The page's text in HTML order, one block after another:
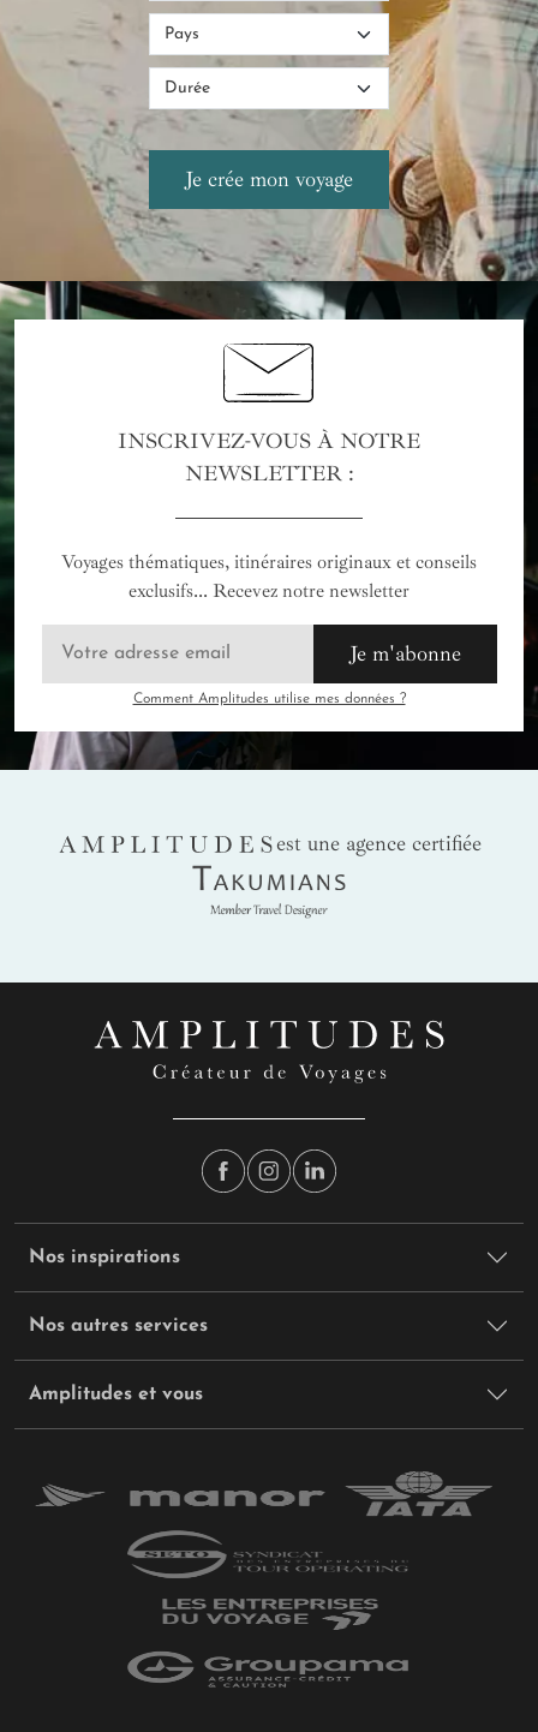
INSCRIVEZ-VOUS À NOTRE
NEWSLETTER :
Voyages thématiques, itinéraires originaux et conseils
exclusifs... Recevez notre newsletter
Je m'abonne
Comment Amplitudes utilise mes données ?
AMPLITUDES
est une agence certifiée
Takumians
Nos inspirations
Nos autres services
Amplitudes et vous